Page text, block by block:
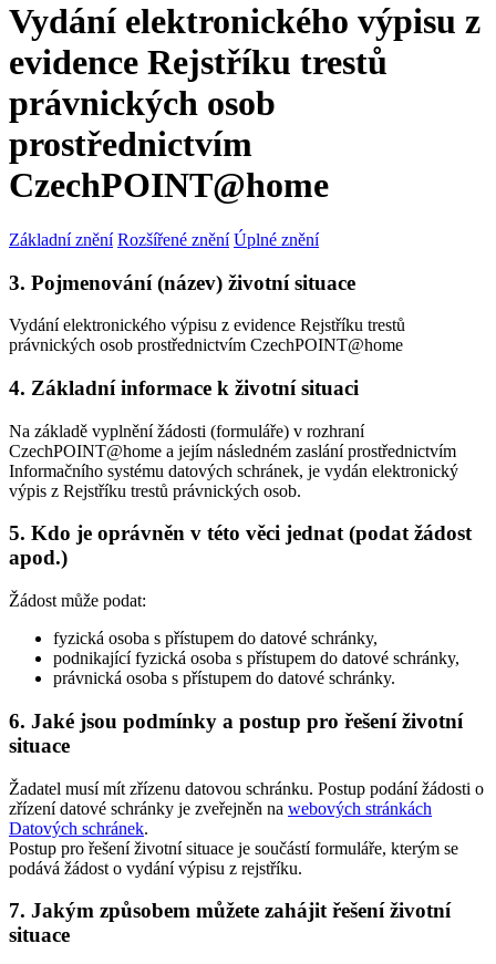
Vydání elektronického výpisu z
evidence Rejstříku trestů
právnických osob
prostřednictvím
CzechPOINT@home
Základní znění Rozšířené znění Úplné znění
3. Pojmenování (název) životní situace
Vydání elektronického výpisu z evidence Rejstříku trestů
právnických osob prostřednictvím CzechPOINT@home
4. Základní informace k životní situaci
Na základě vyplnění žádosti (formuláře) v rozhraní
CzechPOINT@home a jejím následném zaslání prostřednictvím
Informačního systému datových schránek, je vydán elektronický
výpis z Rejstříku trestů právnických osob.
5. Kdo je oprávněn v této věci jednat (podat žádost
apod.)
Žádost může podat:
fyzická osoba s přístupem do datové schránky,
podnikající fyzická osoba s přístupem do datové schránky,
právnická osoba s přístupem do datové schránky.
6. Jaké jsou podmínky a postup pro řešení životní
situace
Žadatel musí mít zřízenu datovou schránku. Postup podání žádosti o
zřízení datové schránky je zveřejněn na webových stránkách
Datových schránek.
Postup pro řešení životní situace je součástí formuláře, kterým se
podává žádost o vydání výpisu z rejstříku.
7. Jakým způsobem můžete zahájit řešení životní
situace